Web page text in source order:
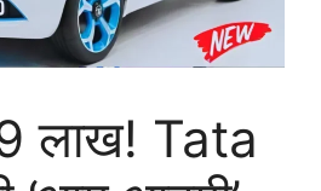
लाख! Tata